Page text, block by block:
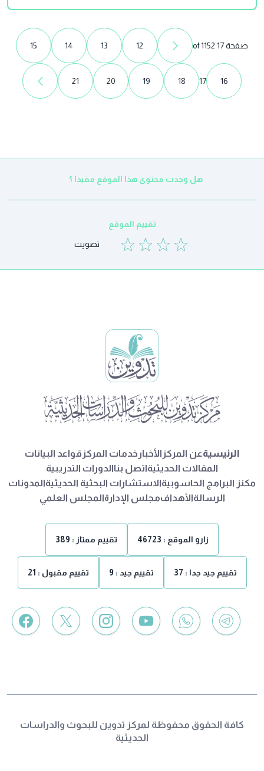
صفحة 17 of 1152 12
13
14
15
16
17
18
19
20
21
هل وجدت محتوى هذا الموقع مفيدا ؟
تقييم الموقع
تصويت
الرئيسيةعن المركز الأخبار خدمات المركز قواعد البيانات
المقالات الحديثيةاتصل بناالدورات التدريبية
مكنز البرامج الحاسوبيةالاستشارات البحثية الحديثيةالمدونات
الرسالةالأهدافمجلس الإدارةالمجلس العلمي
زارو الموقع : 46723 تقييم ممتاز : 389
تقييم جيد جدا : 37 تقييم جيد : 9 تقييم مقبول : 21
كافة الحقوق محفوظة لمركز تدوين للبحوث والدراسات
الحديثية